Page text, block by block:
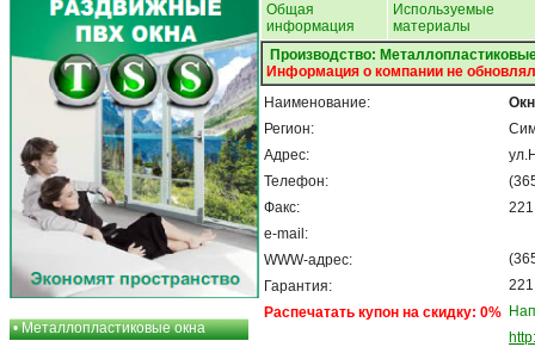
•Металлопластиковые окна
Общая
информация
Используемые
материалы
Производство:
Информация о компании не
Наименование:
Регион:
Адрес:
Телефон:
Факс:
e-mail:
WWW-адрес:
Гарантия:
Распечатать купон на скидку: 0%